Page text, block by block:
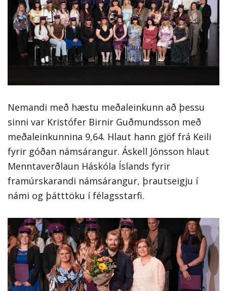
Nemandi með hæstu meðaleinkunn að þessu
sinni var Kristófer Birnir Guðmundsson með
meðaleinkunnina 9,64. Hlaut hann gjöf frá Keili
fyrir góðan námsárangur. Áskell Jónsson hlaut
Menntaverðlaun Háskóla Íslands fyrir
framúrskarandi námsárangur, þrautseigju í
námi og þátttöku í félagsstarfi.